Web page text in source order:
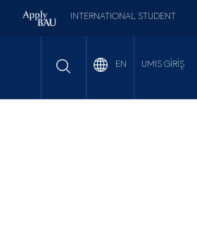
INTERNATIONAL STUDENT
EN UMIS GİRİŞ